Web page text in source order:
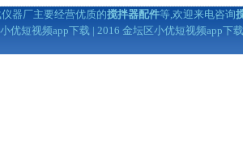
器厂主要经营优质的搅拌器配件等,欢迎来电咨询
优短视频app下载 | 2016 金坛区小优短视频app下